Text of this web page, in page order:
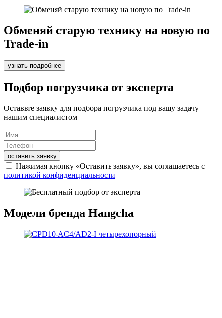
Обменяй старую технику на новую по
Trade-in
узнать подробнее
Подбор погрузчика от эксперта
Оставьте заявку для подбора погрузчика под вашу задачу
нашим специалистом
оставить заявку
Нажимая кнопку «Оставить заявку», вы соглашаетесь с
политикой конфиденциальности
Модели бренда Hangcha